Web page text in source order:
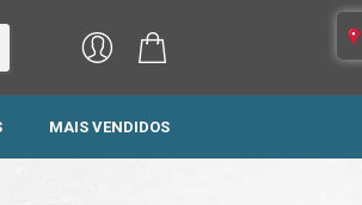
MAIS VENDIDOS